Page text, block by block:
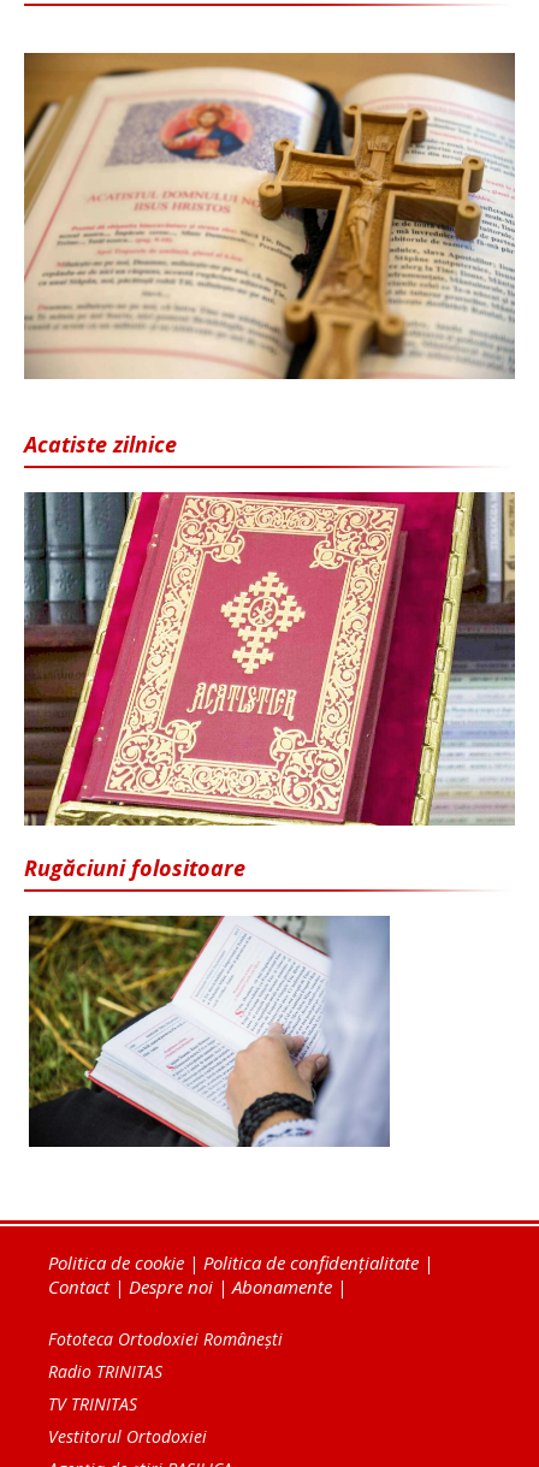
Acatiste zilnice
Rugăciuni folositoare
Politica de cookie | Politica de confidențialitate |
Contact| Despre noi |Abonamente |
Fototeca Ortodoxiei Românești
Radio TRINITAS
TV TRINITAS
Vestitorul Ortodoxiei